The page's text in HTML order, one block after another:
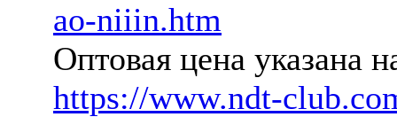
ao-niiin.htm
Оптовая цена указана
https://www.ndt-